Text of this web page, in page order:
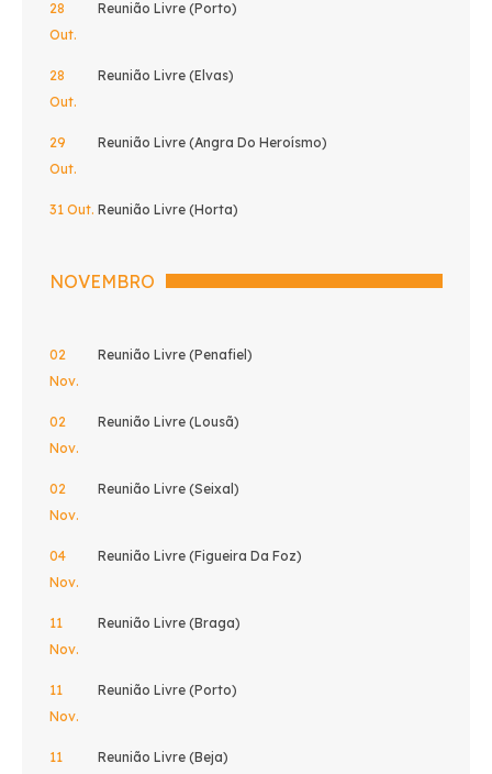
28
Out.
Reunião Livre (Porto)
28
Out.
Reunião Livre (Elvas)
29
Out.
Reunião Livre (Angra Do Heroísmo)
31 Out. Reunião Livre (Horta)
NOVEMBRO
02
Nov.
Reunião Livre (Penafiel)
02
Nov.
Reunião Livre (Lousã)
02
Nov.
Reunião Livre (Seixal)
04
Nov.
Reunião Livre (Figueira Da Foz)
11
Nov.
Reunião Livre (Braga)
11
Nov.
Reunião Livre (Porto)
11
Reunião Livre (Beja)